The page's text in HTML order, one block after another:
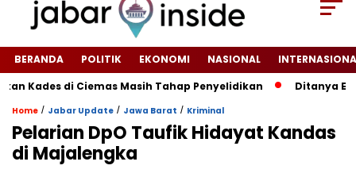
BERANDA POLITIK EKONOMI NASIONAL
di Ciemas Masih Tahap Penyelidikan
‎Ditanya
Home / Jabar Update / Jawa Barat / Kriminal
Pelarian DpO Taufik Hidayat Kandas
di Majalengka